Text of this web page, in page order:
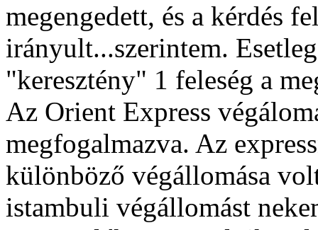
megengedett, és a kérdés
irányult...szerintem.
"keresztény" 1 feleség a
Az Orient Express
megfogalmazva. Az
különböző végállomása
istambuli végállomást